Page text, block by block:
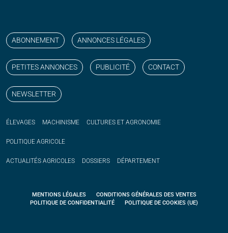
ABONNEMENT ANNONCES LÉGALES
PETITES ANNONCES PUBLICITÉ CONTACT
NEWSLETTER
ÉLEVAGES MACHINISME CULTURES ET AGRONOMIE
POLITIQUE AGRICOLE
ACTUALITÉS AGRICOLES DOSSIERS DÉPARTEMENT
MENTIONS LÉGALES
CONDITIONS GÉNÉRALES DES VENTES
POLITIQUE DE CONFIDENTIALITÉ
POLITIQUE DE COOKIES (UE)